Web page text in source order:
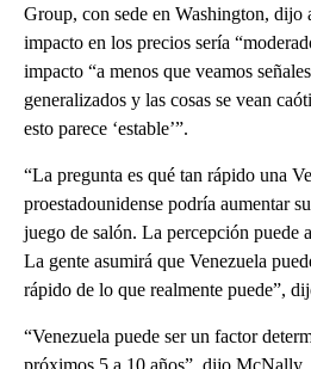
Group, con sede en Washington, dijo
impacto en los precios sería
impacto “a menos que veamos
generalizados y las cosas se vean
esto parece ‘estable’”.
“La pregunta es qué tan rápido una
proestadounidense podría aumentar
juego de salón. La percepción puede
La gente asumirá que Venezuela
rápido de lo que realmente puede”,
“Venezuela puede ser un factor
próximos 5 a 10 años”, dijo McNally.